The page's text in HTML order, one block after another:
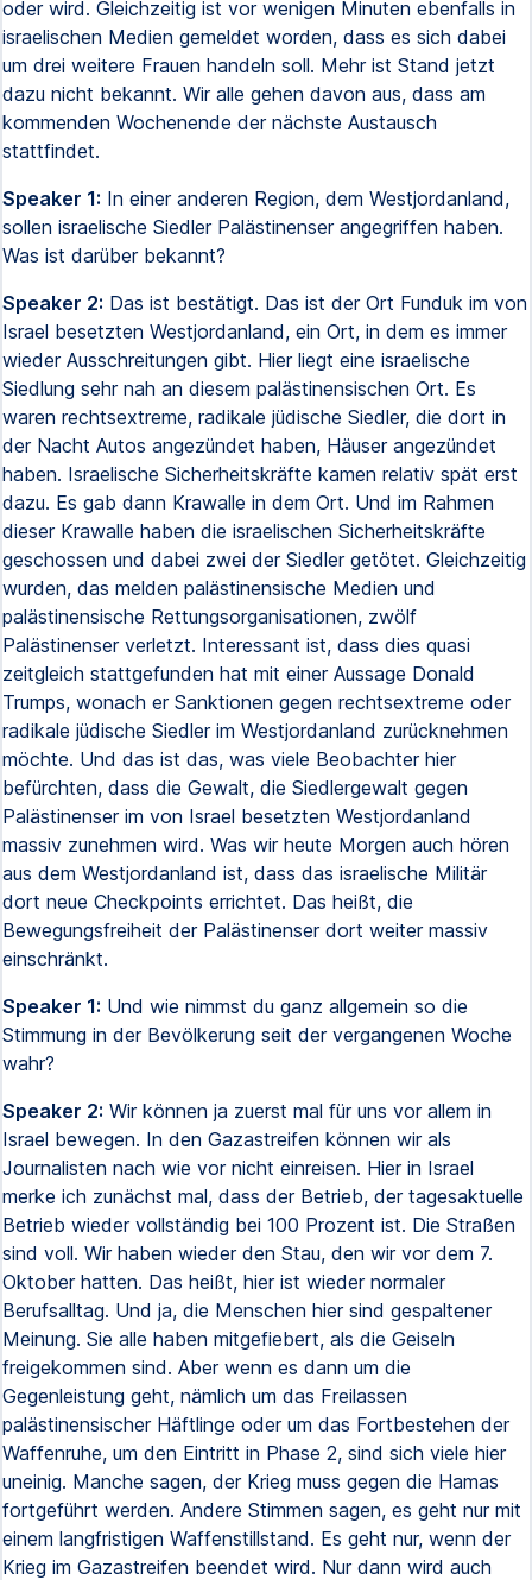
oder wird. Gleichzeitig ist vor wenigen Minuten ebenfalls in
israelischen Medien gemeldet worden, dass es sich dabei
um drei weitere Frauen handeln soll. Mehr ist Stand jetzt
dazu nicht bekannt. Wir alle gehen davon aus, dass am
kommenden Wochenende der nächste Austausch
stattfindet.
Speaker 1: In einer anderen Region, dem Westjordanland,
sollen israelische Siedler Palästinenser angegriffen haben.
Was ist darüber bekannt?
Speaker 2: Das ist bestätigt. Das ist der Ort Funduk im von
Israel besetzten Westjordanland, ein Ort, in dem es immer
wieder Ausschreitungen gibt. Hier liegt eine israelische
Siedlung sehr nah an diesem palästinensischen Ort. Es
waren rechtsextreme, radikale jüdische Siedler, die dort in
der Nacht Autos angezündet haben, Häuser angezündet
haben. Israelische Sicherheitskräfte kamen relativ spät erst
dazu. Es gab dann Krawalle in dem Ort. Und im Rahmen
dieser Krawalle haben die israelischen Sicherheitskräfte
geschossen und dabei zwei der Siedler getötet. Gleichzeitig
wurden, das melden palästinensische Medien und
palästinensische Rettungsorganisationen, zwölf
Palästinenser verletzt. Interessant ist, dass dies quasi
zeitgleich stattgefunden hat mit einer Aussage Donald
Trumps, wonach er Sanktionen gegen rechtsextreme oder
radikale jüdische Siedler im Westjordanland zurücknehmen
möchte. Und das ist das, was viele Beobachter hier
befürchten, dass die Gewalt, die Siedlergewalt gegen
Palästinenser im von Israel besetzten Westjordanland
massiv zunehmen wird. Was wir heute Morgen auch hören
aus dem Westjordanland ist, dass das israelische Militär
dort neue Checkpoints errichtet. Das heißt, die
Bewegungsfreiheit der Palästinenser dort weiter massiv
einschränkt.
Speaker 1: Und wie nimmst du ganz allgemein so die
Stimmung in der Bevölkerung seit der vergangenen Woche
wahr?
Speaker 2: Wir können ja zuerst mal für uns vor allem in
Israel bewegen. In den Gazastreifen können wir als
Journalisten nach wie vor nicht einreisen. Hier in Israel
merke ich zunächst mal, dass der Betrieb, der tagesaktuelle
Betrieb wieder vollständig bei 100 Prozent ist. Die Straßen
sind voll. Wir haben wieder den Stau, den wir vor dem 7.
Oktober hatten. Das heißt, hier ist wieder normaler
Berufsalltag. Und ja, die Menschen hier sind gespaltener
Meinung. Sie alle haben mitgefiebert, als die Geiseln
freigekommen sind. Aber wenn es dann um die
Gegenleistung geht, nämlich um das Freilassen
palästinensischer Häftlinge oder um das Fortbestehen der
Waffenruhe, um den Eintritt in Phase 2, sind sich viele hier
uneinig. Manche sagen, der Krieg muss gegen die Hamas
fortgeführt werden. Andere Stimmen sagen, es geht nur mit
einem langfristigen Waffenstillstand. Es geht nur, wenn der
Krieg im Gazastreifen beendet wird. Nur dann wird auch